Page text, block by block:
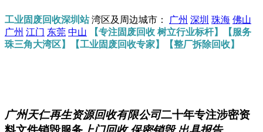
工业固废回收深圳站湾区及周边城市： 广州 深圳 珠海 佛山
广州 江门 东莞 中山
【专注固废回收 树立行业标杆】【服务
珠三角大湾区】【工业固废回收专家】【整厂拆除回收】
广州天仁再生资源回收有限公司二十年专注涉密资